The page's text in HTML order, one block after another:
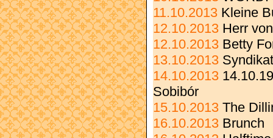
11.10.2013 Kleine
12.10.2013 Herr
12.10.2013 Betty
13.10.2013
14.10.2013
Sobibór
15.10.2013 The
16.10.2013 Brunch